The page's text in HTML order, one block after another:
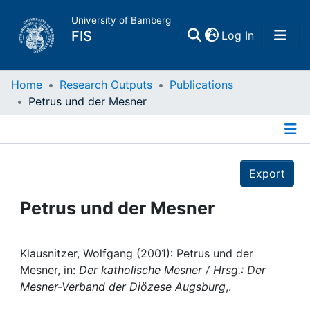
University of Bamberg
FIS Log In(current)
Home
Projects
Institutions
Home Research Outputs
Publications
Petrus und der Mesner
Export
Petrus und der Mesner
Klausnitzer, Wolfgang (2001): Petrus und der
Mesner, in: Der katholische Mesner / Hrsg.: Der
Mesner-Verband der Diözese Augsburg,.